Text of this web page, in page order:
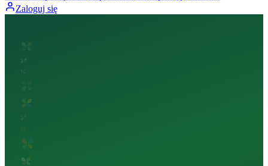
Zaloguj się